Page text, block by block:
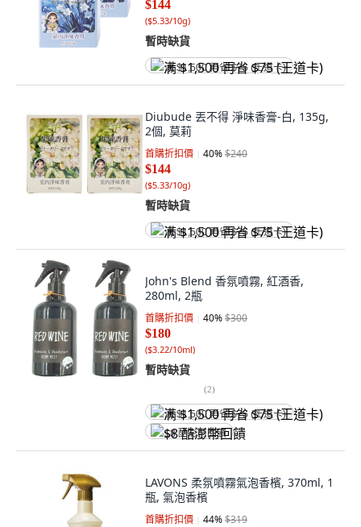
$144
($5.33/10g)
暫時缺貨
满 $1,500 再省 $75 (王道卡)
Diubude 丟不得 淨味香膏-白, 135g,
2個, 莫莉
首購折扣價 40%$240
$144
($5.33/10g)
暫時缺貨
满 $1,500 再省 $75 (王道卡)
John's Blend 香氛噴霧, 紅酒香,
280ml, 2瓶
首購折扣價 40%$300
$180
($3.22/10ml)
暫時缺貨
(2)
满 $1,500 再省 $75 (王道卡)
$8 酷澎幣回饋
LAVONS 柔氛噴霧氣泡香檳, 370ml, 1
瓶, 氣泡香檳
首購折扣價 44%$319